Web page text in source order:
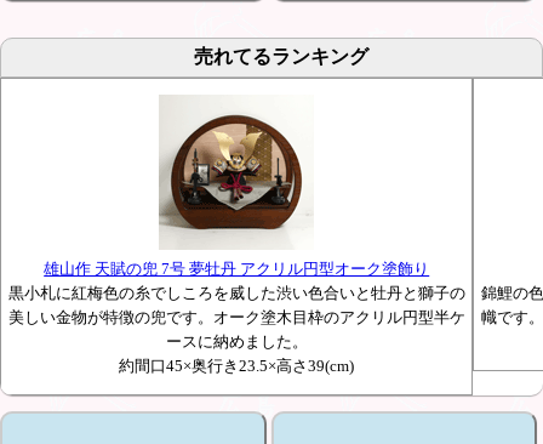
売れてるランキング
雄山作 天賦の兜 7号 夢牡丹 アクリル円型オーク塗飾り
黒小札に紅梅色の糸でしころを威した渋い色合いと牡丹と獅子の
美しい金物が特徴の兜です。オーク塗木目枠のアクリル円型半ケ
ースに納めました。
約間口45×奥行き23.5×高さ39(cm)
錦鯉の
幟です